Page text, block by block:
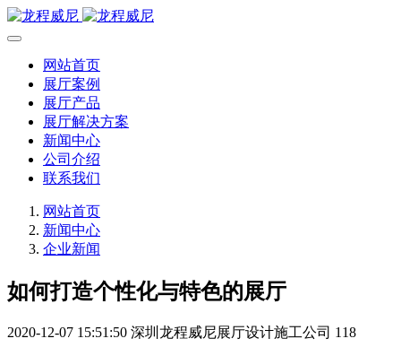
网站首页
展厅案例
展厅产品
展厅解决方案
新闻中心
公司介绍
联系我们
网站首页
新闻中心
企业新闻
如何打造个性化与特色的展厅
2020-12-07 15:51:50 深圳龙程威尼展厅设计施工公司 118